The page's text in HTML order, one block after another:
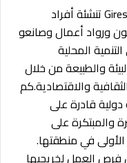
مهمة جامعة غيرسون Giresun University تنشئة أفراد
ورواد أعمال وصانعو
المحلية
والطبيعة من خلال
والاقتصادية.كم
قادرة على
والمبتكرة على
في منطقتها.
فرص العمل لخريجيها